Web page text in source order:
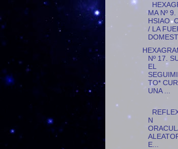
MA Nº 9.
HSIAO
/ LA
Nº 17.
EL
TO*
UNA ...
N
E...